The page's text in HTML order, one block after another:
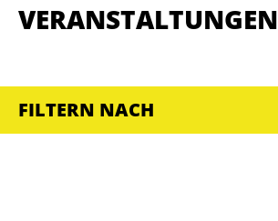
VERANSTALTUNGEN
FILTERN NACH